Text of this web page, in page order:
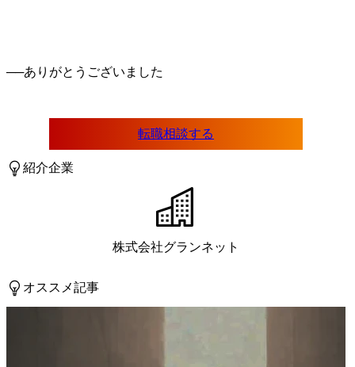
──
転職相談する
紹介企業
株式会社グランネット
オススメ記事